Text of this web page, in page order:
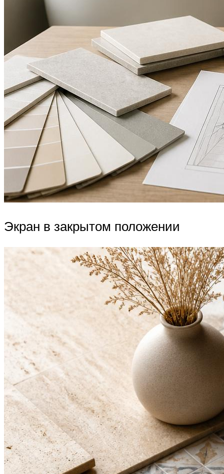
Экран в закрытом положении